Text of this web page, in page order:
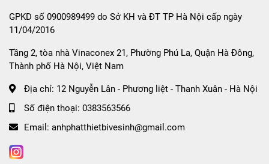
GPKD số 0900989499 do Sở KH và ĐT TP Hà Nội cấp ngày
11/04/2016
Tầng 2, tòa nhà Vinaconex 21, Phường Phú La, Quận Hà Đông,
Thành phố Hà Nội, Việt Nam
Địa chỉ: 12 Nguyễn Lân - Phương liệt - Thanh Xuân - Hà Nội
Số điện thoại: 0383563566
Email: anhphatthietbivesinh@gmail.com